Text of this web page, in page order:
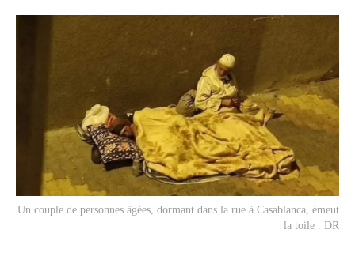
Un couple de personnes âgées, dormant dans la rue à Casablanca, émeut
la toile . DR